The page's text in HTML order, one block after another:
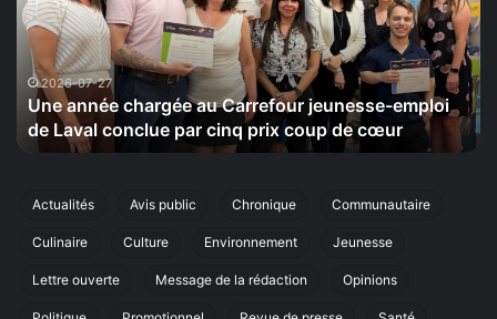
au Carrefour jeunesse-emploi
cinq prix coup de cœur
Sérénité
tiendra
le
20
septembre
sa
cinquième
marche
2026-07-24
La Maison de la
cinquième édition
Actualités Avis public Chronique Communautaire
Culinaire Culture Environnement Jeunesse
Lettre ouverte Message de la rédaction Opinions